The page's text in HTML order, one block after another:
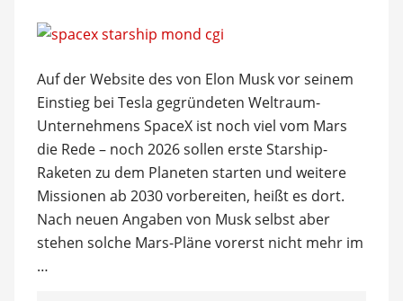
Auf der Website des von Elon Musk vor seinem
Einstieg bei Tesla gegründeten Weltraum-
Unternehmens SpaceX ist noch viel vom Mars
die Rede – noch 2026 sollen erste Starship-
Raketen zu dem Planeten starten und weitere
Missionen ab 2030 vorbereiten, heißt es dort.
Nach neuen Angaben von Musk selbst aber
stehen solche Mars-Pläne vorerst nicht mehr im
…